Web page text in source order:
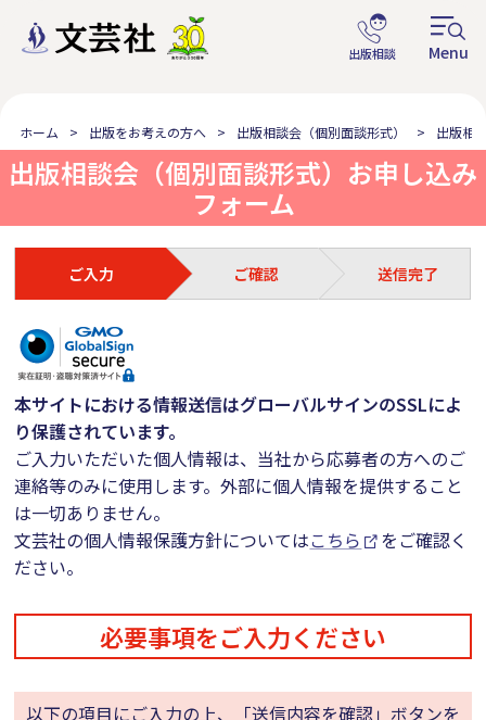
ホーム 出版をお考えの方へ 出版相談会（個別面談形式） 出版相
出版相談会（個別面談形式）お申し込み
フォーム
ご入力 ご確認 送信完了
本サイトにおける情報送信はグローバルサインのSSLによ
り保護されています。
ご入力いただいた個人情報は、当社から応募者の方へのご
連絡等のみに使用します。外部に個人情報を提供すること
は一切ありません。
文芸社の個人情報保護方針についてはこちら
をご確認く
ださい。
必要事項をご入力ください
以下の項目にご入力の上、「送信内容を確認」ボタンを